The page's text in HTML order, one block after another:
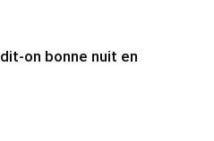
on bonne nuit en